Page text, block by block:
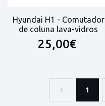
Hyundai H1 - Comutador
de coluna lava-vidros
25,00€
1